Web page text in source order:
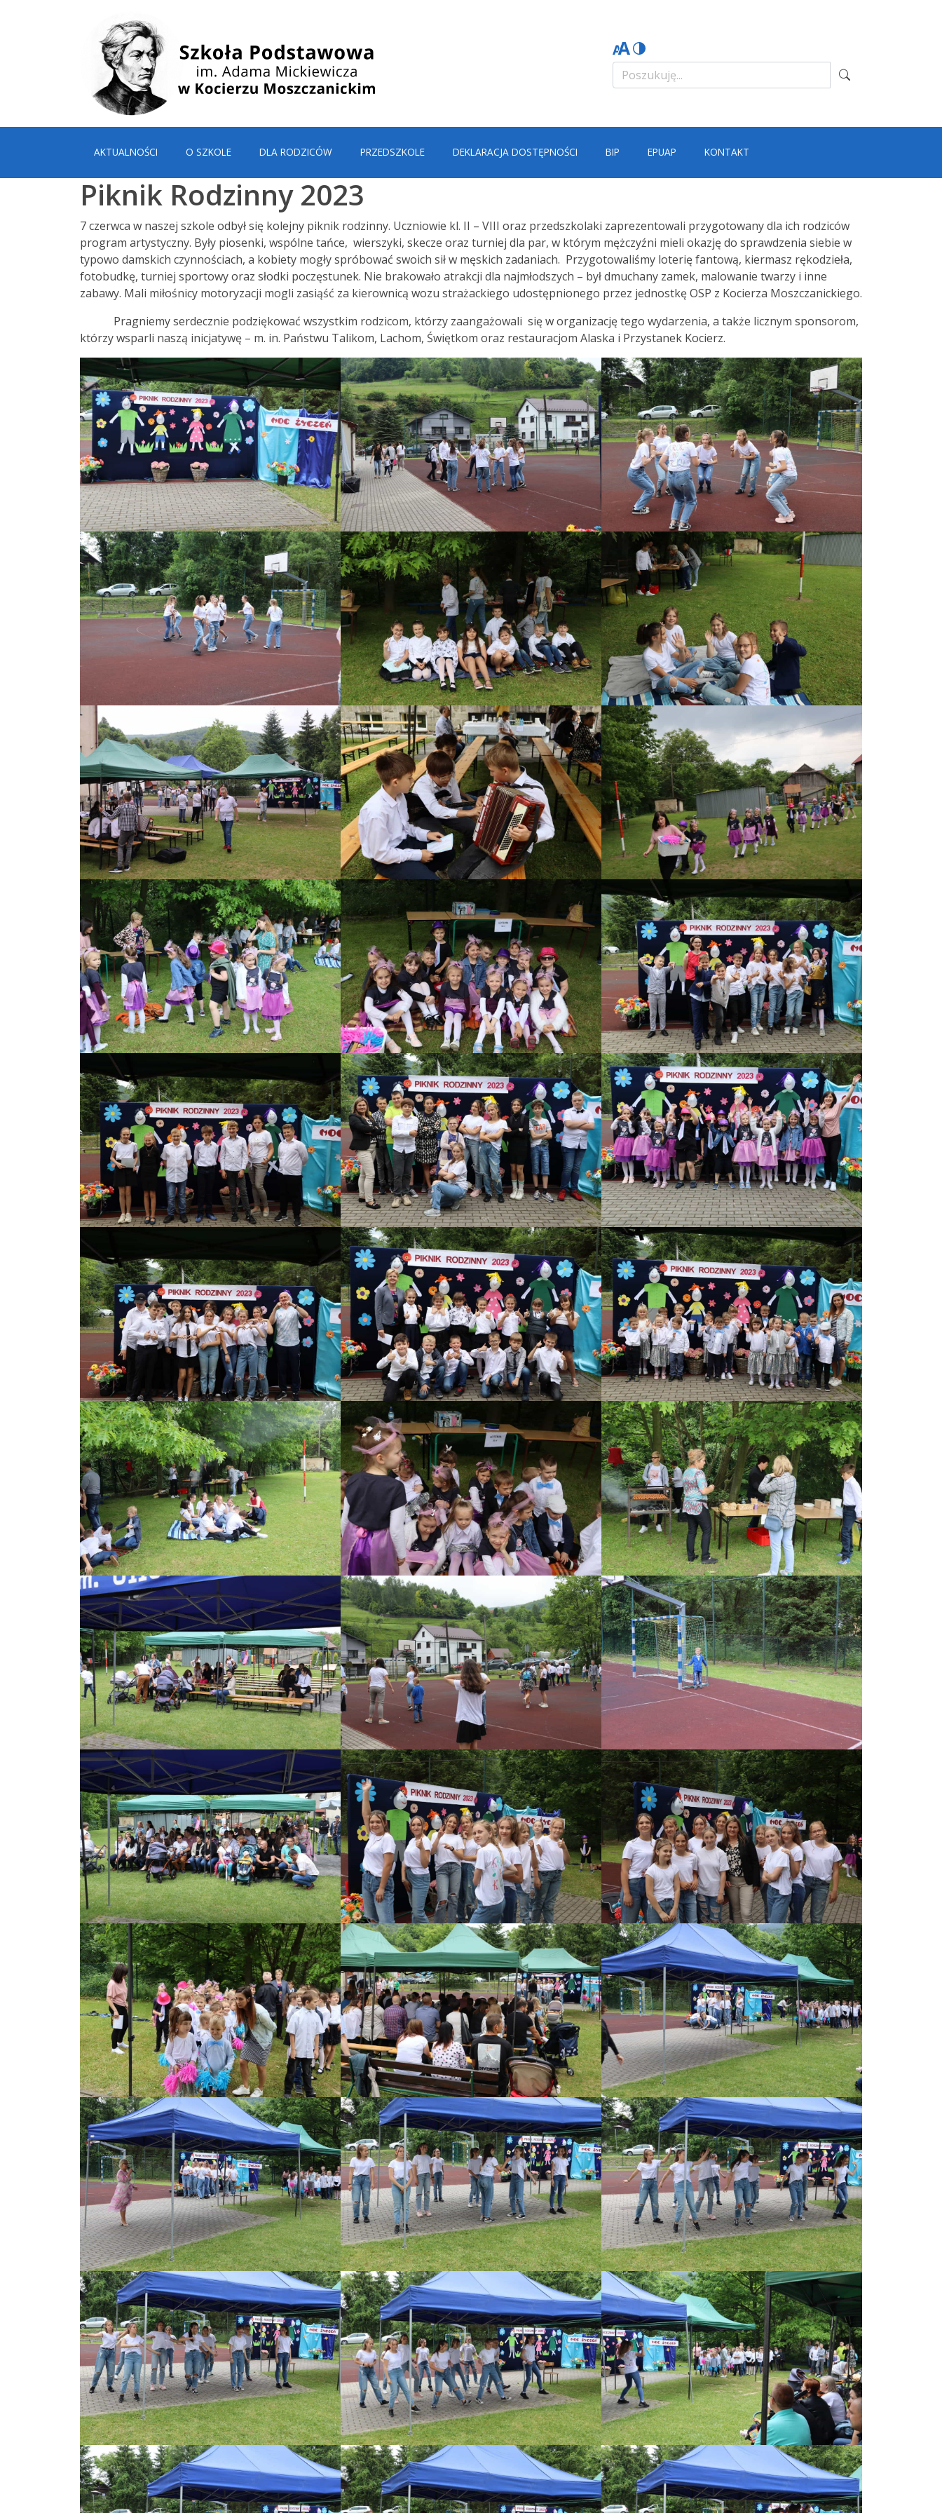
AKTUALNOŚCI O SZKOLE DLA RODZICÓW PRZEDSZKOLE DEKLARACJA DOSTĘPNOŚCI BIP EPUAP KONTAKT
Piknik Rodzinny 2023
7 czerwca w naszej szkole odbył się kolejny piknik rodzinny. Uczniowie kl. II – VIII oraz przedszkolaki zaprezentowali przygotowany dla ich rodziców
program artystyczny. Były piosenki, wspólne tańce, wierszyki, skecze oraz turniej dla par, w którym mężczyźni mieli okazję do sprawdzenia siebie w
typowo damskich czynnościach, a kobiety mogły spróbować swoich sił w męskich zadaniach. Przygotowaliśmy loterię fantową, kiermasz rękodzieła,
fotobudkę, turniej sportowy oraz słodki poczęstunek. Nie brakowało atrakcji dla najmłodszych – był dmuchany zamek, malowanie twarzy i inne
zabawy. Mali miłośnicy motoryzacji mogli zasiąść za kierownicą wozu strażackiego udostępnionego przez jednostkę OSP z Kocierza Moszczanickiego.
Pragniemy serdecznie podziękować wszystkim rodzicom, którzy zaangażowali się w organizację tego wydarzenia, a także licznym sponsorom,
którzy wsparli naszą inicjatywę – m. in. Państwu Talikom, Lachom, Świętkom oraz restauracjom Alaska i Przystanek Kocierz.